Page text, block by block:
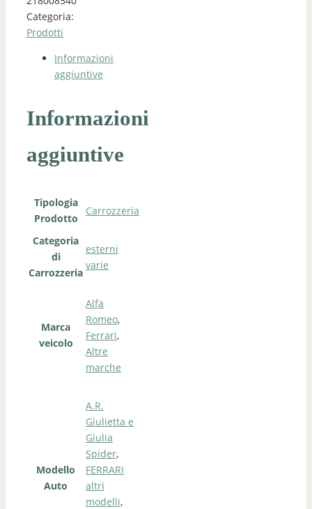
Categoria:
Prodotti
Informazioni
aggiuntive
Informazioni
aggiuntive
Tipologia
Prodotto
Carrozzeria
Categoria
di
Carrozzeria
esterni
varie
Marca
veicolo
Alfa
Romeo,
Ferrari,
Altre
marche
Modello
Auto
A.R.
Giulietta e
Giulia
Spider,
FERRARI
altri
modelli,